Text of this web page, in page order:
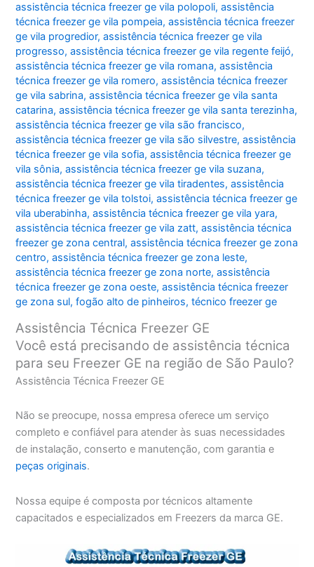
assistência técnica freezer ge vila polopoli,assistência
técnica freezer ge vila pompeia,assistência técnica freezer
ge vila progredior,assistência técnica freezer ge vila
progresso,assistência técnica freezer ge vila regente feijó,
assistência técnica freezer ge vila romana,assistência
técnica freezer ge vila romero,assistência técnica freezer
ge vila sabrina,assistência técnica freezer ge vila santa
catarina,assistência técnica freezer ge vila santa terezinha,
assistência técnica freezer ge vila são francisco,
assistência técnica freezer ge vila são silvestre,assistência
técnica freezer ge vila sofia,assistência técnica freezer ge
vila sônia,assistência técnica freezer ge vila suzana,
assistência técnica freezer ge vila tiradentes,assistência
técnica freezer ge vila tolstoi,assistência técnica freezer ge
vila uberabinha,assistência técnica freezer ge vila yara,
assistência técnica freezer ge vila zatt,assistência técnica
freezer ge zona central,assistência técnica freezer ge zona
centro,assistência técnica freezer ge zona leste,
assistência técnica freezer ge zona norte,assistência
técnica freezer ge zona oeste,assistência técnica freezer
ge zona sul,fogão alto de pinheiros,técnico freezer ge
Assistência Técnica Freezer GE
Você está precisando de assistência técnica
para seu Freezer GE na região de São Paulo?
Assistência Técnica Freezer GE
Não se preocupe, nossa empresa oferece um serviço
completo e confiável para atender às suas necessidades
de instalação, conserto e manutenção, com garantia e
peças originais.
Nossa equipe é composta por técnicos altamente
capacitados e especializados em Freezers da marca GE.